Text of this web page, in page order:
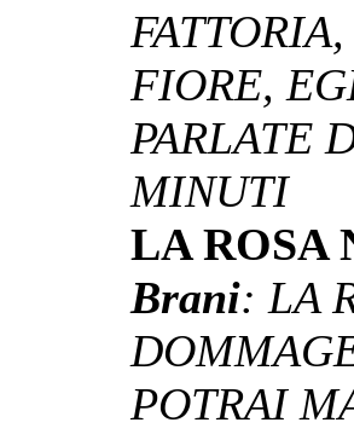
FIORE,
PARLATE
MINUTI
LA ROSA
Brani: LA
POTRAI